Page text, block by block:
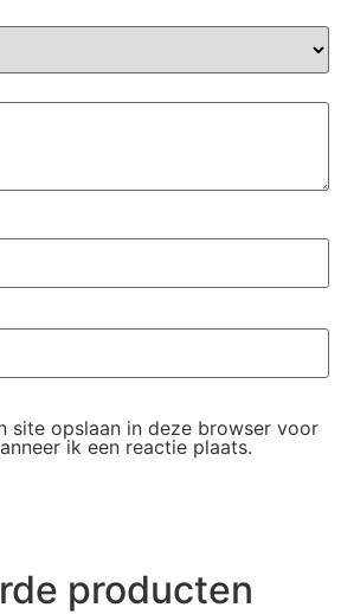
site opslaan in deze browser voor
ik een reactie plaats.
producten